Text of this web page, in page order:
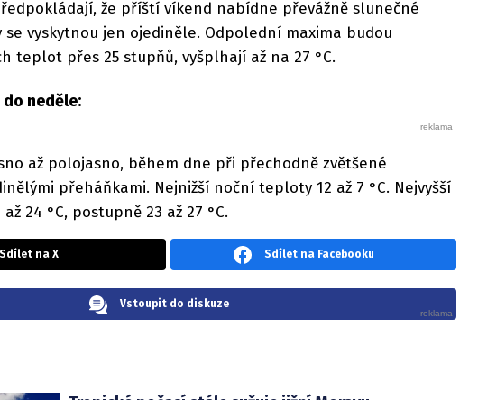
že příští víkend nabídne převážně slunečné
se vyskytnou jen ojediněle. Odpolední maxima budou
teplot přes 25 stupňů, vyšplhají až na 27 °C.
neděle:
až polojasno, během dne při přechodně zvětšené
přeháňkami. Nejnižší noční teploty 12 až 7 °C. Nejvyšší
24 °C, postupně 23 až 27 °C.
Sdílet na X Sdílet na Facebooku
Vstoupit do diskuze